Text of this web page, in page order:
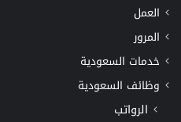
العمل
المرور
خدمات السعودية
وظائف السعودية
الرواتب